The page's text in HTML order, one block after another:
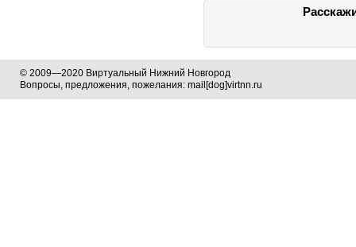
© 2009—2020 Виртуальный Нижний Новгород
Вопросы, предложения, пожелания: mail[dog]virtnn.ru